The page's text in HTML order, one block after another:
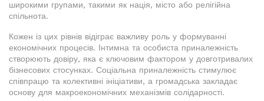
широкими групами, такими як нація, місто або релігійна
спільнота.
Кожен із цих рівнів відіграє важливу роль у формуванні
економічних процесів. Інтимна та особиста приналежність
створюють довіру, яка є ключовим фактором у довготривалих
бізнесових стосунках. Соціальна приналежність стимулює
співпрацю та колективні ініціативи, а громадська закладає
основу для макроекономічних механізмів солідарності.